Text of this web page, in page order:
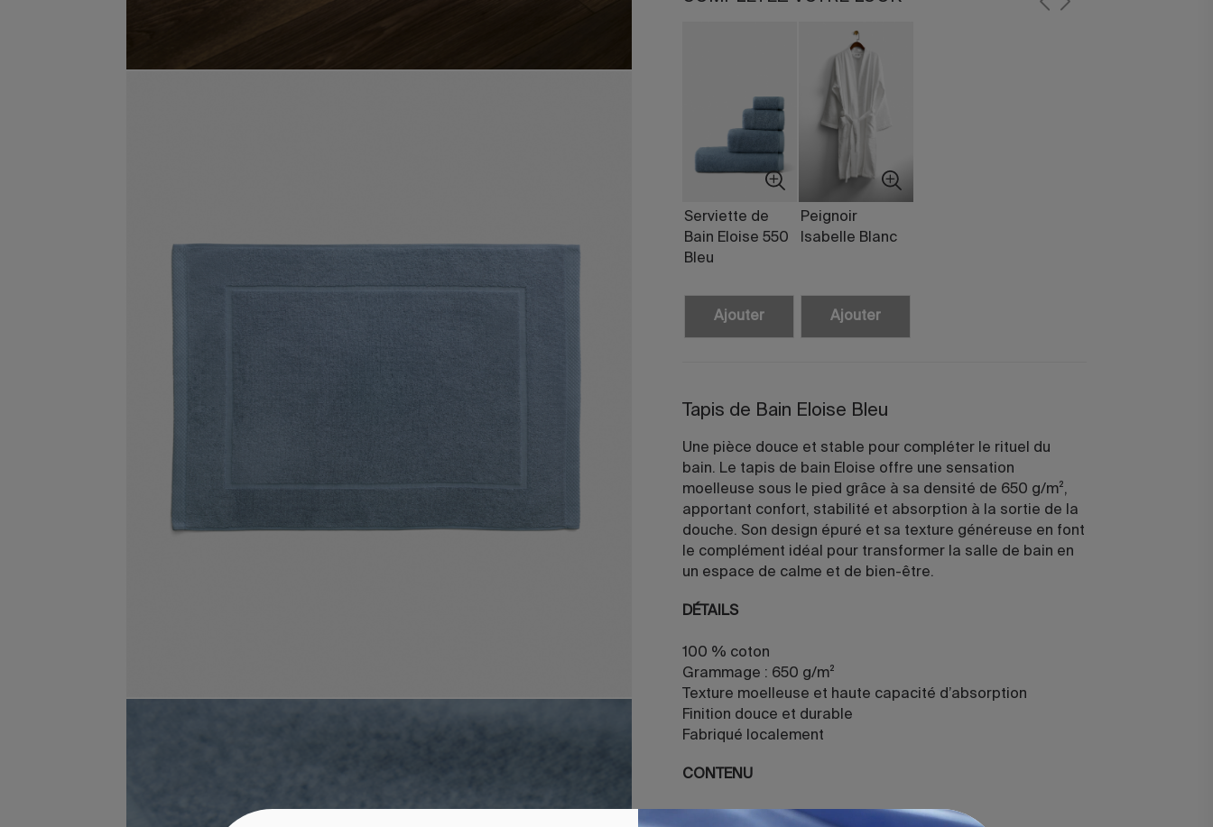
Serviette de
Bain Eloise 550
Bleu
Ajouter
Peignoir
Isabelle Blanc
Ajouter
Tapis de Bain Eloise Bleu
Une pièce douce et stable pour compléter le rituel du
bain. Le tapis de bain Eloise offre une sensation
moelleuse sous le pied grâce à sa densité de 650 g/m²,
apportant confort, stabilité et absorption à la sortie de la
douche. Son design épuré et sa texture généreuse en font
le complément idéal pour transformer la salle de bain en
un espace de calme et de bien-être.
DÉTAILS
100 % coton
Grammage : 650 g/m²
Texture moelleuse et haute capacité d’absorption
Finition douce et durable
Fabriqué localement
CONTENU
1 tapis de bain